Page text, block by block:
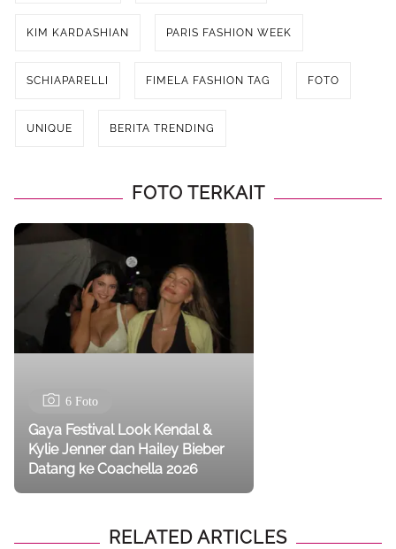
KIM KARDASHIAN PARIS FASHION WEEK
SCHIAPARELLI FIMELA FASHION TAG FOTO
UNIQUE BERITA TRENDING
FOTO TERKAIT
6 Foto
Gaya Festival Look Kendal &
Kylie Jenner dan Hailey Bieber
Datang ke Coachella 2026
RELATED ARTICLES